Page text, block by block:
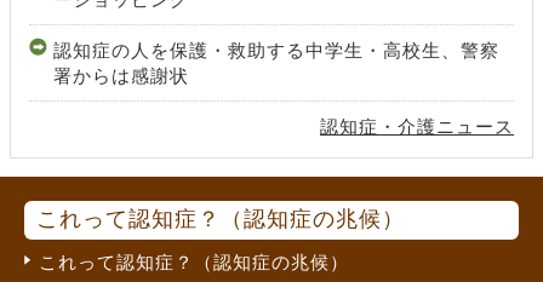
認知症の人を保護・救助する中学生・高校生、警察
署からは感謝状
認知症・介護ニュース
これって認知症？（認知症の兆候）
これって認知症？（認知症の兆候）